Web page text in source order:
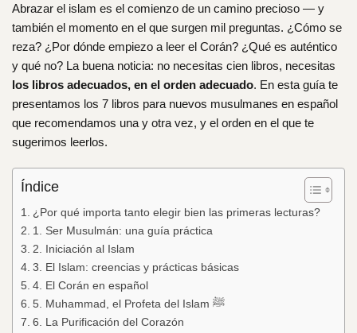
Abrazar el islam es el comienzo de un camino precioso — y
también el momento en el que surgen mil preguntas. ¿Cómo se
reza? ¿Por dónde empiezo a leer el Corán? ¿Qué es auténtico
y qué no? La buena noticia: no necesitas cien libros, necesitas
los libros adecuados, en el orden adecuado. En esta guía te
presentamos los 7 libros para nuevos musulmanes en español
que recomendamos una y otra vez, y el orden en el que te
sugerimos leerlos.
Índice
¿Por qué importa tanto elegir bien las primeras lecturas?
1. Ser Musulmán: una guía práctica
2. Iniciación al Islam
3. El Islam: creencias y prácticas básicas
4. El Corán en español
5. Muhammad, el Profeta del Islam ﷺ
6. La Purificación del Corazón